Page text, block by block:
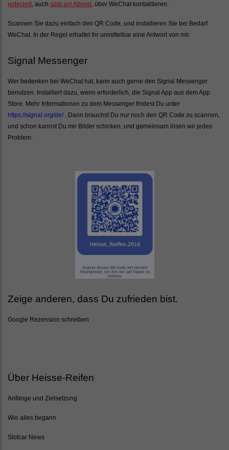
jederzeit , auch spät am Abend , über WeChat kontaktieren.
Scannen Sie dazu einfach den QR Code, und installieren Sie bei Bedarf
WeChat. In der Regel erhaltet Ihr unmittelbar eine Antwort von mir.
Signal Messenger
Wer bedenken bei WeChat hat, kann auch gerne den Signal Messenger
benutzen. Installiert dazu, wenn erforderlich, die Signal App aus dem App
Store. Mehr Informationen zu dem Messenger findest Du unter
https://signal.org/de/ . Dann brauchst Du nur noch den QR Code zu scannen,
und schon kannst Du mir Bilder schicken, und gemeinsam lösen wir jedes
Problem.
Zeige anderen, dass Du zufrieden bist.
Google Rezension schreiben
Über Heisse-Reifen
Anfänge und Zielsetzung
Wie alles begann
Slotcar News